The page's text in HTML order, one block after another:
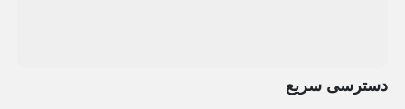
دسترسی سریع